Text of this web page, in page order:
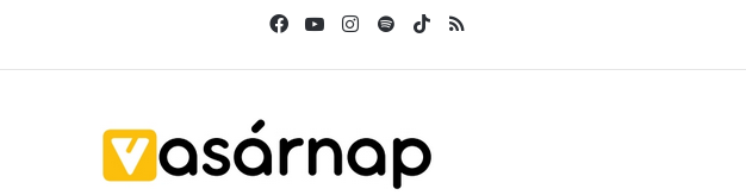
FacebookYouTubeInstagram
SpotifyTikTok